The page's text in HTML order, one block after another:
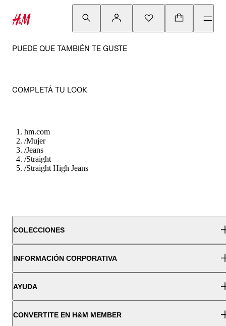
PUEDE QUE TAMBIÉN TE GUSTE
COMPLETÁ TU LOOK
hm.com
/Mujer
/Jeans
/Straight
/Straight High Jeans
COLECCIONES
INFORMACIÓN CORPORATIVA
AYUDA
CONVERTITE EN H&M MEMBER